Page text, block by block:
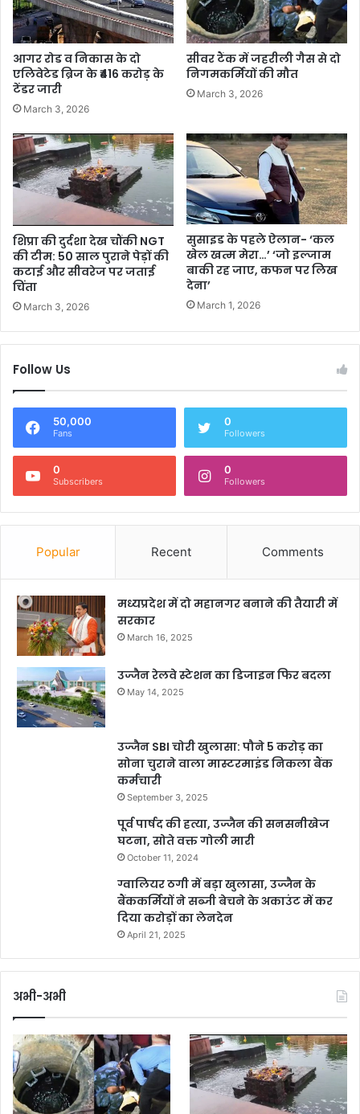
आगर रोड व निकास के दो
एलिवेटेड ब्रिज के ₹416 करोड़ के
टेंडर जारी
March 3, 2026
सीवर टैंक में जहरीली गैस से दो
निगमकर्मियों की मौत
March 3, 2026
शिप्रा की दुर्दशा देख चौंकी NGT
की टीम: 50 साल पुराने पेड़ों की
कटाई और सीवरेज पर जताई
चिंता
March 3, 2026
सुसाइड के पहले ऐलान- ‘कल
खेल खत्म मेरा…’ ‘जो इल्जाम
बाकी रह जाए, कफन पर लिख
देना’
March 1, 2026
Follow Us
50,000
Fans
0
Followers
0
Subscribers
0
Followers
Popular Recent Comments
मध्यप्रदेश में दो महानगर बनाने की तैयारी में
सरकार
March 16, 2025
उज्जैन रेलवे स्टेशन का डिजाइन फिर बदला
May 14, 2025
उज्जैन SBI चोरी खुलासा: पौने 5 करोड़ का
सोना चुराने वाला मास्टरमाइंड निकला बैंक
कर्मचारी
September 3, 2025
पूर्व पार्षद की हत्या, उज्जैन की सनसनीखेज
घटना, सोते वक्त गोली मारी
October 11, 2024
ग्वालियर ठगी में बड़ा खुलासा, उज्जैन के
बैंककर्मियों ने सब्जी बेचने के अकाउंट में कर
दिया करोड़ों का लेनदेन
April 21, 2025
अभी-अभी